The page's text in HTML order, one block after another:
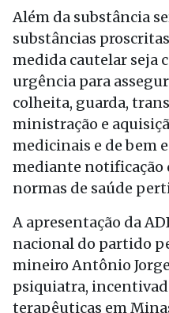
Além da substância
substâncias
medida cautelar seja
urgência para
colheita, guarda,
ministração e
medicinais e de bem
mediante notificação
normas de saúde
A apresentação da
nacional do partido
mineiro Antônio
psiquiatra,
terapêuticas em